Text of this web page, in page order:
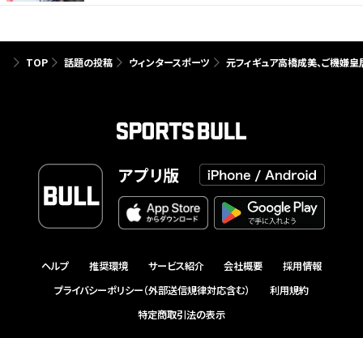
TOP 話題の投稿 ウィンタースポーツ 元フィギュア高橋成美、ご機嫌
アプリ版
ヘルプ 推奨環境 サービス紹介 会社概要
採用情報
プライバシーポリシー（外部送信規律対応含む）
利用規約
特定商取引法の表示